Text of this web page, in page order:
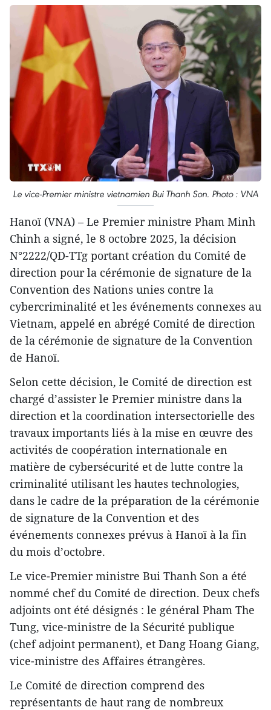
Le vice-Premier ministre vietnamien Bui Thanh Son. Photo : VNA
Hanoï (VNA) – Le Premier ministre Pham Minh
Chinh a signé, le 8 octobre 2025, la décision
N°2222/QD-TTg portant création du Comité de
direction pour la cérémonie de signature de la
Convention des Nations unies contre la
cybercriminalité et les événements connexes au
Vietnam, appelé en abrégé Comité de direction
de la cérémonie de signature de la Convention
de Hanoï.
Selon cette décision, le Comité de direction est
chargé d’assister le Premier ministre dans la
direction et la coordination intersectorielle des
travaux importants liés à la mise en œuvre des
activités de coopération internationale en
matière de cybersécurité et de lutte contre la
criminalité utilisant les hautes technologies,
dans le cadre de la préparation de la cérémonie
de signature de la Convention et des
événements connexes prévus à Hanoï à la fin
du mois d’octobre.
Le vice-Premier ministre Bui Thanh Son a été
nommé chef du Comité de direction. Deux chefs
adjoints ont été désignés : le général Pham The
Tung, vice-ministre de la Sécurité publique
(chef adjoint permanent), et Dang Hoang Giang,
vice-ministre des Affaires étrangères.
Le Comité de direction comprend des
représentants de haut rang de nombreux